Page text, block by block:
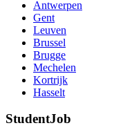
Antwerpen
Gent
Leuven
Brussel
Brugge
Mechelen
Kortrijk
Hasselt
StudentJob